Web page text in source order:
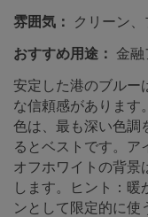
雰囲気：
クリーン
おすすめ用途： 金
安定した港のブルー
な信頼感があります
色は、最も深い色調
るとベストです。ア
オフホワイトの背景
します。ヒント：暖
ンとして限定的に使